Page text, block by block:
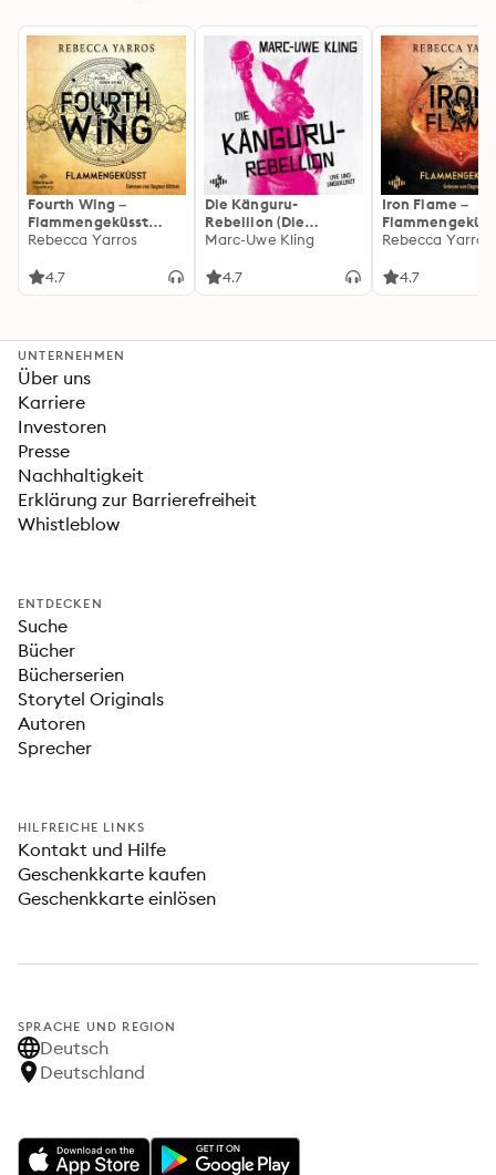
Fourth Wing –
Flammengeküsst
(Flammengeküsst-
Rebecca Yarros
4.7
Die Känguru-
Rebellion (Die
Känguru-Werke 5)
Marc-Uwe Kling
4.7
Iron Flame –
heißersehnte
Rebecca Yarros
4.7
UNTERNEHMEN
Über uns
Karriere
Investoren
Presse
Nachhaltigkeit
Erklärung zur Barrierefreiheit
Whistleblow
ENTDECKEN
Suche
Bücher
Bücherserien
Storytel Originals
Autoren
Sprecher
HILFREICHE LINKS
Kontakt und Hilfe
Geschenkkarte kaufen
Geschenkkarte einlösen
SPRACHE UND REGION
Deutsch
Deutschland